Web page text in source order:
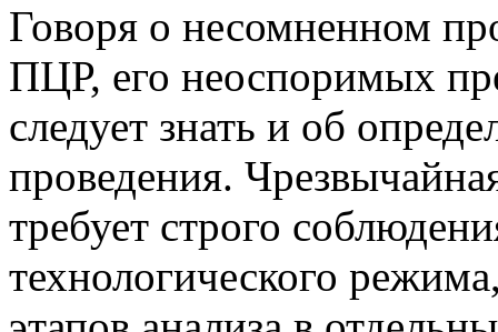
Говоря о несомненном
ПЦР, его неоспоримых
следует знать и об
проведения.
требует строго
технологического